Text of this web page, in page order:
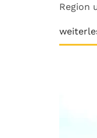
Region